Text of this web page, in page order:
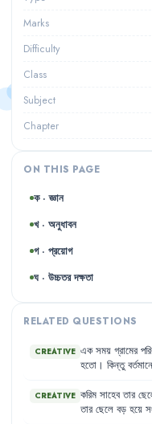
Marks
Difficulty
Class
Subject
Chapter
ON THIS PAGE
ক · জ্ঞান
খ · অনুধাবন
গ · প্রয়োগ
ঘ · উচ্চতর দক্ষতা
RELATED QUESTIONS
CREATIVE এক সময় গ্রামের
হতো । কিন্তু বর্তমানে
মতামতকে আর আগের
গৌণ বিবেচিত হন।
CREATIVE করিম সাহেব তার
তার ছেলে বড় হয়ে